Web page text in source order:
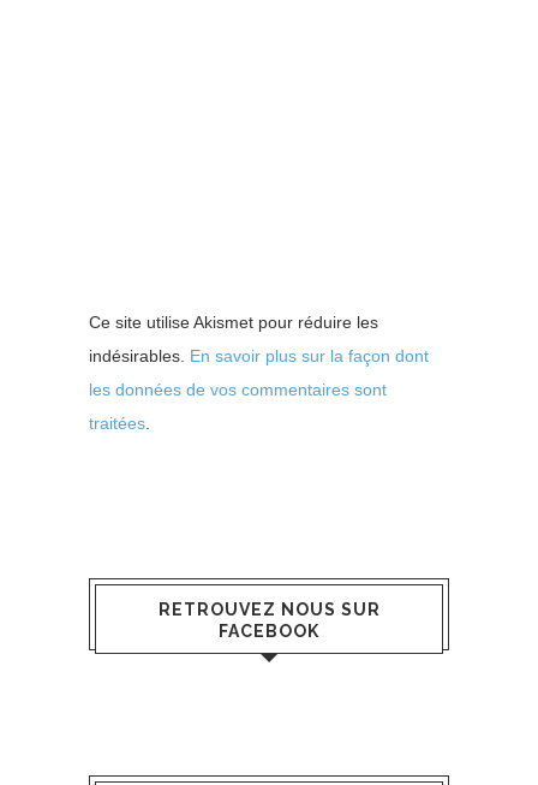
Ce site utilise Akismet pour réduire les
indésirables. En savoir plus sur la façon dont
les données de vos commentaires sont
traitées.
RETROUVEZ NOUS SUR
FACEBOOK